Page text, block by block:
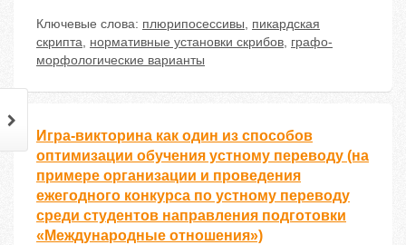
Ключевые слова: плюрипосессивы, пикардская
скрипта, нормативные установки скрибов, графо-
морфологические варианты
Игра-викторина как один из способов
оптимизации обучения устному переводу (на
примере организации и проведения
ежегодного конкурса по устному переводу
среди студентов направления подготовки
«Международные отношения»)